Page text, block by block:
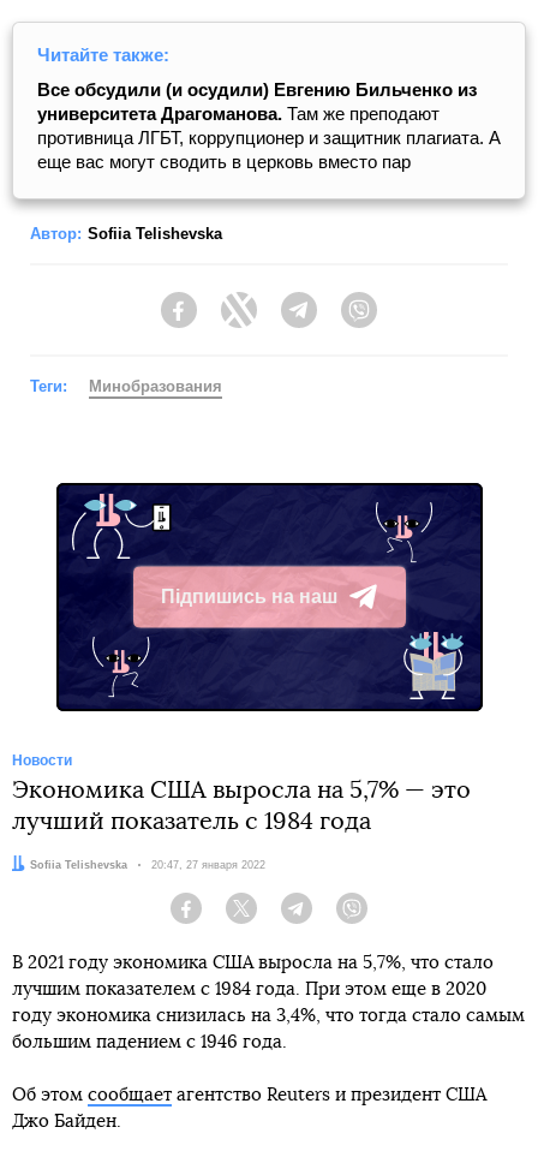
Читайте также:
Все обсудили (и осудили) Евгению Бильченко из
университета Драгоманова. Там же преподают
противница ЛГБТ, коррупционер и защитник плагиата. А
еще вас могут сводить в церковь вместо пар
Автор: Sofiia Telishevska
FacebookTwitter Telegram
Теги: Минобразования
Підпишись на наш
Telegram
Новости
Экономика США выросла на 5,7% — это
лучший показатель с 1984 года
Автор:
Sofiia Telishevska Дата:
20:47, 27 января 2022
Facebook Twitter Telegram
В 2021 году экономика США выросла на 5,7%, что стало
лучшим показателем с 1984 года. При этом еще в 2020
году экономика снизилась на 3,4%, что тогда стало самым
большим падением с 1946 года.
Об этом сообщает агентство Reuters и президент США
Джо Байден.